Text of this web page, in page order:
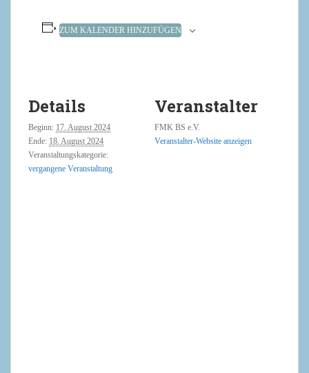
ZUM KALENDER HINZUFÜGEN
Details
Beginn: 17. August 2024
Ende: 18. August 2024
Veranstaltungskategorie:
vergangene Veranstaltung
Veranstalter
FMK BS e.V.
Veranstalter-Website anzeigen